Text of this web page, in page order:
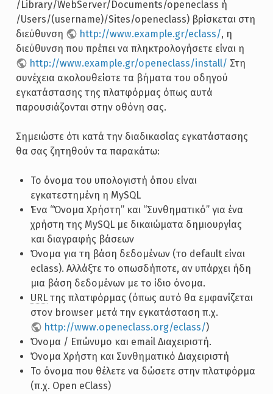
/Library/WebServer/Documents/openeclass ή
/Users/(username)/Sites/openeclass) βρίσκεται στη
διεύθυνση
http://www.example.gr/eclass/, η
διεύθυνση που πρέπει να πληκτρολογήσετε είναι η
http://www.example.gr/openeclass/install/ Στη
συνέχεια ακολουθείστε τα βήματα του οδηγού
εγκατάστασης της πλατφόρμας όπως αυτά
παρουσιάζονται στην οθόνη σας.
Σημειώστε ότι κατά την διαδικασίας εγκατάστασης
θα σας ζητηθούν τα παρακάτω:
Το όνομα του υπολογιστή όπου είναι
εγκατεστημένη η MySQL
Ένα “Όνομα Χρήστη” και “Συνθηματικό” για ένα
χρήστη της MySQL με δικαιώματα δημιουργίας
και διαγραφής βάσεων
Όνομα για τη βάση δεδομένων (το default είναι
eclass). Αλλάξτε το οπωσδήποτε, αν υπάρχει ήδη
μια βάση δεδομένων με το ίδιο όνομα.
URLτης πλατφόρμας (όπως αυτό θα εμφανίζεται
στον browser μετά την εγκατάσταση π.χ.
http://www.openeclass.org/eclass/)
Όνομα / Επώνυμο και email Διαχειριστή.
Όνομα Χρήστη και Συνθηματικό Διαχειριστή
Το όνομα που θέλετε να δώσετε στην πλατφόρμα
(π.χ. Open eClass)